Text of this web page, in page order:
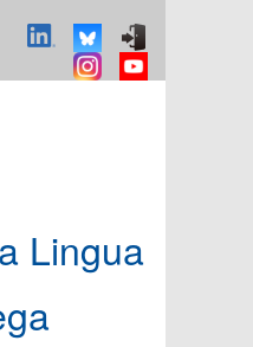
Lingua